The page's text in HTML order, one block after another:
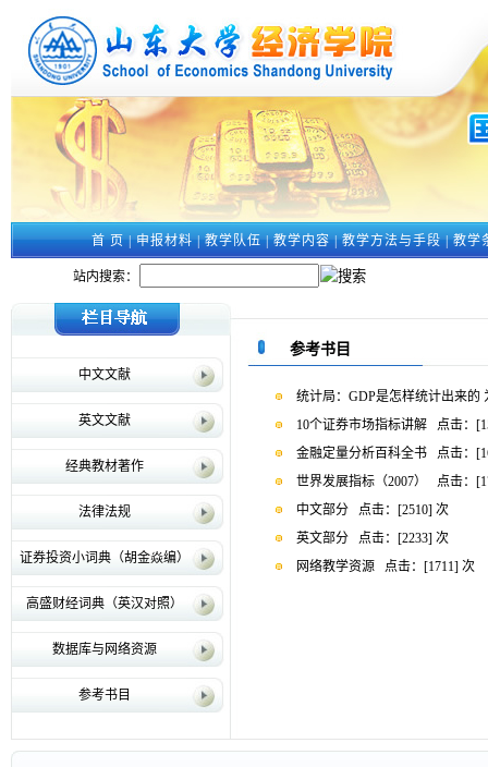
首 页|申报材料|教学队伍|教学内容|教学方法与手段|教学
站内搜索：
中文文献
英文文献
经典教材著作
法律法规
证券投资小词典（胡金焱编）
高盛财经词典（英汉对照）
数据库与网络资源
参考书目
参考书目
统计局：GDP是怎样统计出来的
10个证券市场指标讲解点击：[
金融定量分析百科全书点击：[
世界发展指标（2007）
点击：[
中文部分点击：[2510] 次
英文部分点击：[2233] 次
网络教学资源点击：[1711] 次